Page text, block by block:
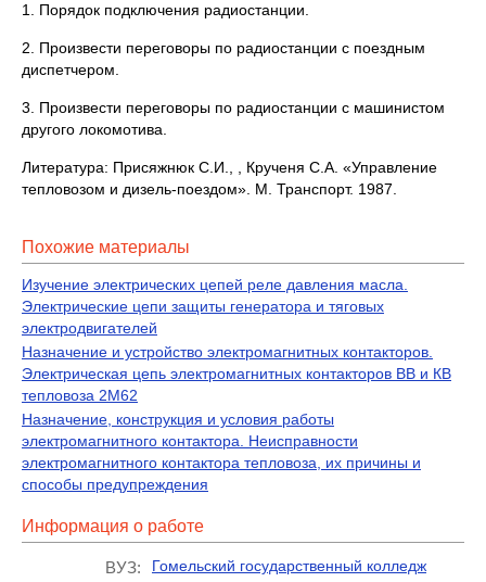
1. Порядок подключения радиостанции.
2. Произвести переговоры по радиостанции с поездным
диспетчером.
3. Произвести переговоры по радиостанции с машинистом
другого локомотива.
Литература: Присяжнюк С.И., , Крученя С.А. «Управление
тепловозом и дизель-поездом». М. Транспорт. 1987.
Похожие материалы
Изучение электрических цепей реле давления масла.
Электрические цепи защиты генератора и тяговых
электродвигателей
Назначение и устройство электромагнитных контакторов.
Электрическая цепь электромагнитных контакторов ВВ и КВ
тепловоза 2М62
Назначение, конструкция и условия работы
электромагнитного контактора. Неисправности
электромагнитного контактора тепловоза, их причины и
способы предупреждения
Информация о работе
ВУЗ:
Гомельский государственный колледж